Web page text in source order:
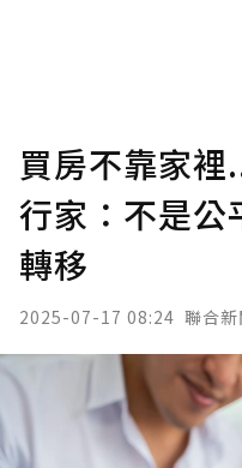
買房不靠家裡
行家：不是公
轉移
2025-07-17 08:24 聯合